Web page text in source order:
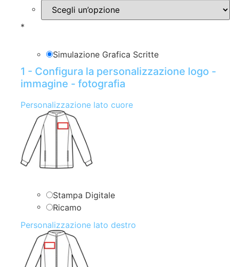
*
Simulazione Grafica Scritte
1 - Configura la personalizzazione logo -
immagine - fotografia
Personalizzazione lato cuore
Stampa Digitale
Ricamo
Personalizzazione lato destro